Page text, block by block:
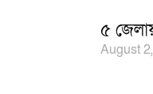
৫
August